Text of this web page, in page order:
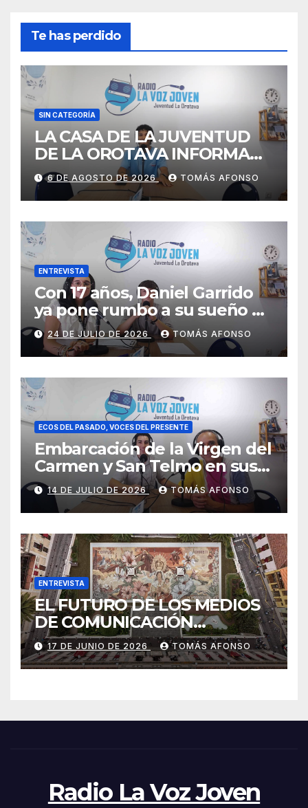
Te has perdido
SIN CATEGORÍA
LA CASA DE LA JUVENTUD
DE LA OROTAVA INFORMA
AGOSTO 2026
6 DE AGOSTO DE 2026 TOMÁS AFONSO
ENTREVISTA
Con 17 años, Daniel Garrido
ya pone rumbo a su sueño de
ser piloto.
24 DE JULIO DE 2026 TOMÁS AFONSO
ECOS DEL PASADO, VOCES DEL PRESENTE
Embarcación de la Virgen del
Carmen y San Telmo en sus
falúas 2026
14 DE JULIO DE 2026 TOMÁS AFONSO
ENTREVISTA
EL FUTURO DE LOS MEDIOS
DE COMUNICACIÓN
PRESENTES EN LAS
ALFOMBRAS DE LA OCTAVA
DEL CORPUS CHRISTI 2026
17 DE JUNIO DE 2026 TOMÁS AFONSO
Radio La Voz Joven